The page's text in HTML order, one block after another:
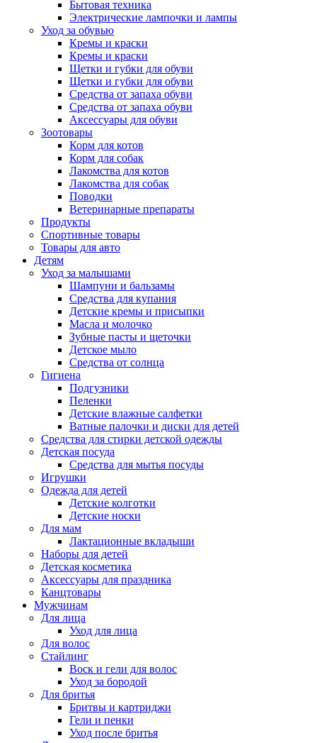
Бытовая техника
Электрические лампочки и лампы
Уход за обувью
Кремы и краски
Кремы и краски
Щетки и губки для обуви
Щетки и губки для обуви
Средства от запаха обуви
Средства от запаха обуви
Аксессуары для обуви
Зоотовары
Корм для котов
Корм для собак
Лакомства для котов
Лакомства для собак
Поводки
Ветеринарные препараты
Продукты
Спортивные товары
Товары для авто
Детям
Уход за малышами
Шампуни и бальзамы
Средства для купания
Детские кремы и присыпки
Масла и молочко
Зубные пасты и щеточки
Детское мыло
Средства от солнца
Гигиена
Подгузники
Пеленки
Детские влажные салфетки
Ватные палочки и диски для детей
Средства для стирки детской одежды
Детская посуда
Средства для мытья посуды
Игрушки
Одежда для детей
Детские колготки
Детские носки
Для мам
Лактационные вкладыши
Наборы для детей
Детская косметика
Аксессуары для праздника
Канцтовары
Мужчинам
Для лица
Уход для лица
Для волос
Стайлинг
Воск и гели для волос
Уход за бородой
Для бритья
Бритвы и картриджи
Гели и пенки
Уход после бритья